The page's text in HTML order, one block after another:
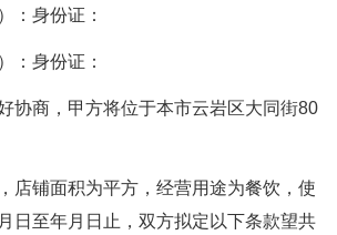
：身份证：
：身份证：
协商，甲方将位于本市云岩区大同街80
店铺面积为平方，经营用途为餐饮，使
日至年月日止，双方拟定以下条款望共